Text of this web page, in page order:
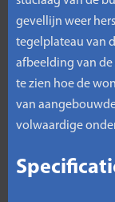
gevellijn weer
tegelplateau van
afbeelding van de
te zien hoe de
van
volwaardige